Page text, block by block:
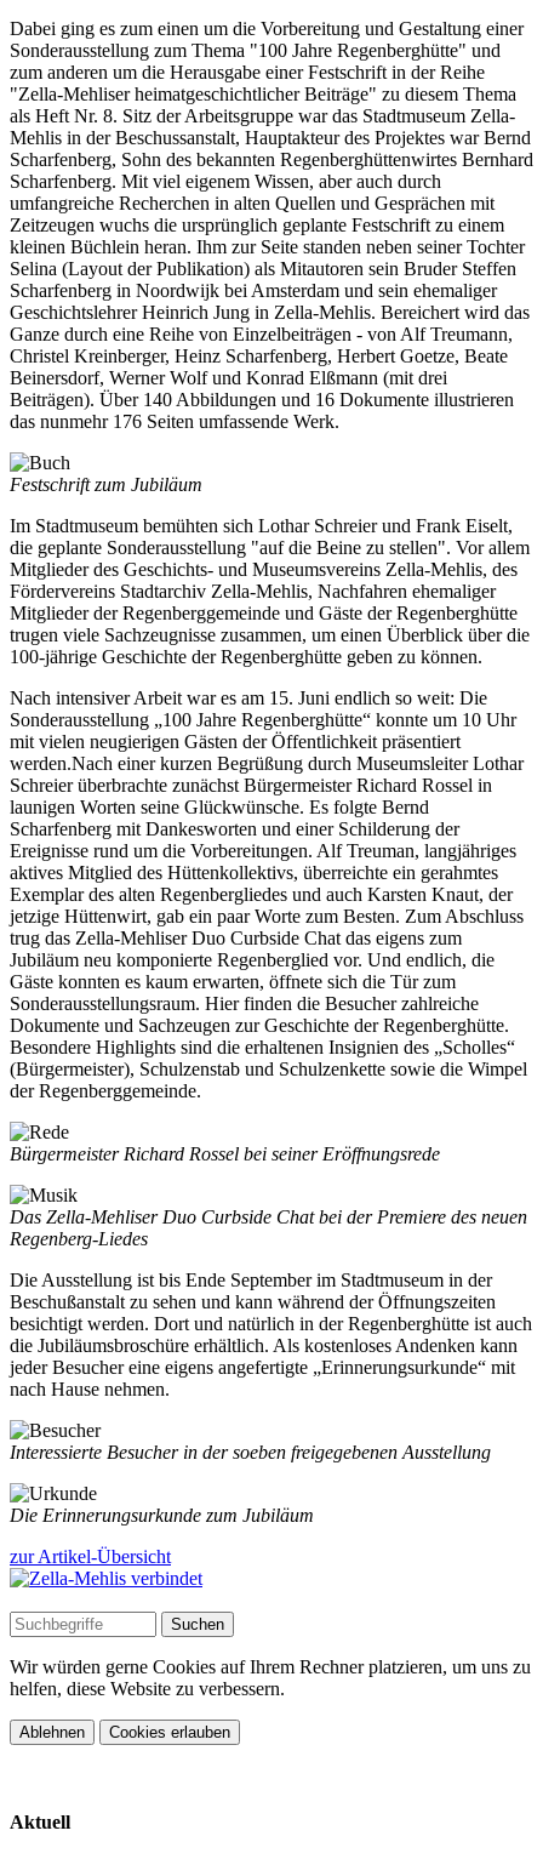
Dabei ging es zum einen um die Vorbereitung und Gestaltung einer
Sonderausstellung zum Thema "100 Jahre Regenberghütte" und
zum anderen um die Herausgabe einer Festschrift in der Reihe
"Zella-Mehliser heimatgeschichtlicher Beiträge" zu diesem Thema
als Heft Nr. 8. Sitz der Arbeitsgruppe war das Stadtmuseum Zella-
Mehlis in der Beschussanstalt, Hauptakteur des Projektes war Bernd
Scharfenberg, Sohn des bekannten Regenberghüttenwirtes Bernhard
Scharfenberg. Mit viel eigenem Wissen, aber auch durch
umfangreiche Recherchen in alten Quellen und Gesprächen mit
Zeitzeugen wuchs die ursprünglich geplante Festschrift zu einem
kleinen Büchlein heran. Ihm zur Seite standen neben seiner Tochter
Selina (Layout der Publikation) als Mitautoren sein Bruder Steffen
Scharfenberg in Noordwijk bei Amsterdam und sein ehemaliger
Geschichtslehrer Heinrich Jung in Zella-Mehlis. Bereichert wird das
Ganze durch eine Reihe von Einzelbeiträgen - von Alf Treumann,
Christel Kreinberger, Heinz Scharfenberg, Herbert Goetze, Beate
Beinersdorf, Werner Wolf und Konrad Elßmann (mit drei
Beiträgen). Über 140 Abbildungen und 16 Dokumente illustrieren
das nunmehr 176 Seiten umfassende Werk.
Festschrift zum Jubiläum
Im Stadtmuseum bemühten sich Lothar Schreier und Frank Eiselt,
die geplante Sonderausstellung "auf die Beine zu stellen". Vor allem
Mitglieder des Geschichts- und Museumsvereins Zella-Mehlis, des
Fördervereins Stadtarchiv Zella-Mehlis, Nachfahren ehemaliger
Mitglieder der Regenberggemeinde und Gäste der Regenberghütte
trugen viele Sachzeugnisse zusammen, um einen Überblick über die
100-jährige Geschichte der Regenberghütte geben zu können.
Nach intensiver Arbeit war es am 15. Juni endlich so weit: Die
Sonderausstellung „100 Jahre Regenberghütte“ konnte um 10 Uhr
mit vielen neugierigen Gästen der Öffentlichkeit präsentiert
werden.Nach einer kurzen Begrüßung durch Museumsleiter Lothar
Schreier überbrachte zunächst Bürgermeister Richard Rossel in
launigen Worten seine Glückwünsche. Es folgte Bernd
Scharfenberg mit Dankesworten und einer Schilderung der
Ereignisse rund um die Vorbereitungen. Alf Treuman, langjähriges
aktives Mitglied des Hüttenkollektivs, überreichte ein gerahmtes
Exemplar des alten Regenbergliedes und auch Karsten Knaut, der
jetzige Hüttenwirt, gab ein paar Worte zum Besten. Zum Abschluss
trug das Zella-Mehliser Duo Curbside Chat das eigens zum
Jubiläum neu komponierte Regenberglied vor. Und endlich, die
Gäste konnten es kaum erwarten, öffnete sich die Tür zum
Sonderausstellungsraum. Hier finden die Besucher zahlreiche
Dokumente und Sachzeugen zur Geschichte der Regenberghütte.
Besondere Highlights sind die erhaltenen Insignien des „Scholles“
(Bürgermeister), Schulzenstab und Schulzenkette sowie die Wimpel
der Regenberggemeinde.
Bürgermeister Richard Rossel bei seiner Eröffnungsrede
Das Zella-Mehliser Duo Curbside Chat bei der Premiere des neuen
Regenberg-Liedes
Die Ausstellung ist bis Ende September im Stadtmuseum in der
Beschußanstalt zu sehen und kann während der Öffnungszeiten
besichtigt werden. Dort und natürlich in der Regenberghütte ist auch
die Jubiläumsbroschüre erhältlich. Als kostenloses Andenken kann
jeder Besucher eine eigens angefertigte „Erinnerungsurkunde“ mit
nach Hause nehmen.
Interessierte Besucher in der soeben freigegebenen Ausstellung
Die Erinnerungsurkunde zum Jubiläum
zur Artikel-Übersicht
Wir würden gerne Cookies auf Ihrem Rechner platzieren, um uns zu
helfen, diese Website zu verbessern.
Ablehnen Cookies erlauben
Aktuell